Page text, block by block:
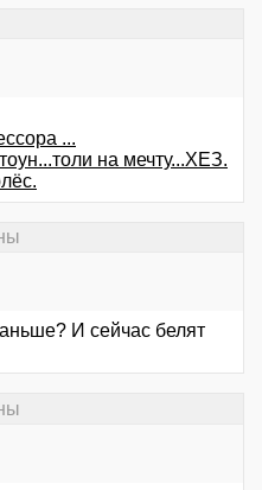
...
на мечту...ХЕЗ.
И сейчас белят